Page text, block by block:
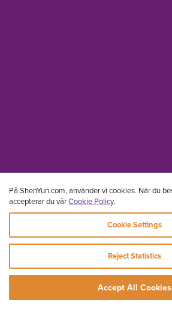
På ShenYun.com, använder vi cookies. När du
accepterar du vårCookie Policy.
Cookie Settings
Reject Statistics
Accept All Cookies